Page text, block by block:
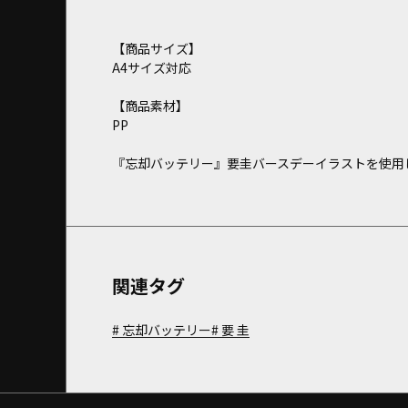
【商品サイズ】
A4サイズ対応
【商品素材】
PP
『忘却バッテリー』要圭バースデーイラストを使用
関連タグ
忘却バッテリー 要 圭